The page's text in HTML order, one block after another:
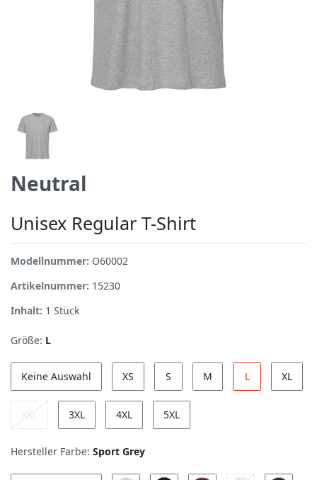
Neutral
Unisex Regular T-Shirt
Modellnummer: O60002
Artikelnummer: 15230
Inhalt: 1 Stück
Größe: L
Keine Auswahl XS S M L XL
XXL 3XL 4XL 5XL
Hersteller Farbe: Sport Grey